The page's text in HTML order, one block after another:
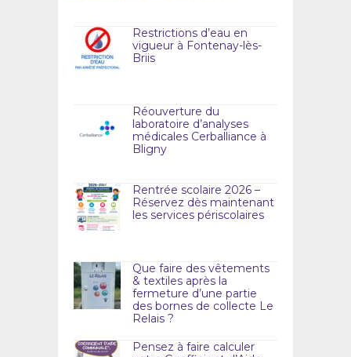
Restrictions d’eau en
vigueur à Fontenay-lès-
Briis
Réouverture du
laboratoire d’analyses
médicales Cerballiance à
Bligny
Rentrée scolaire 2026 –
Réservez dès maintenant
les services périscolaires
Que faire des vêtements
& textiles après la
fermeture d’une partie
des bornes de collecte Le
Relais ?
Pensez à faire calculer